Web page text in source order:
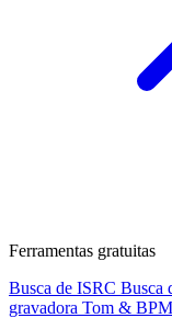
Ferramentas gratuitas
Busca de ISRC Busca
gravadora Tom & BPM